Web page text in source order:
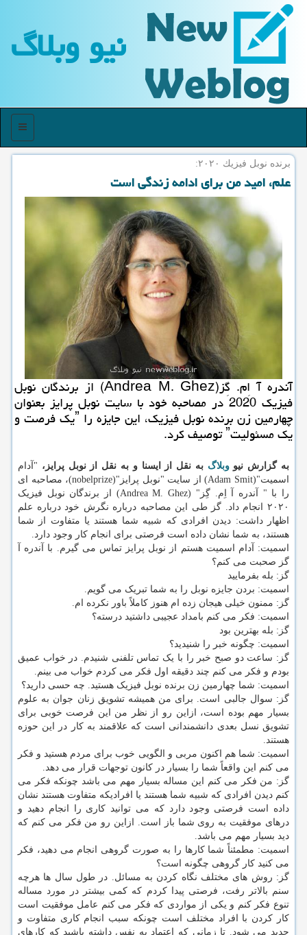
نیو وبلاگ
منو
برنده نوبل فیزیك ۲۰۲۰:
علم، امید من برای ادامه زندگی است
آندره آ اِم. گِز(Andrea M. Ghez) از برندگان نوبل
فیزیك 2020 در مصاحبه خود با سایت نوبل پرایز بعنوان
چهارمین زن برنده نوبل فیزیك، این جایزه را ˮیك فرصت و
یك مسئولیتˮ توصیف كرد.
به گزارش نیووبلاگ به نقل از ایسنا و به نقل از نوبل پرایز، "آدام
اسمیت"(Adam Smit) از سایت "نوبل پرایز"(nobelprize)، مصاحبه ای
را با " آندره آ اِم. گِز" (Andrea M. Ghez) از برندگان نوبل فیزیک
۲۰۲۰ انجام داد. گز طی این مصاحبه درباره نگرش خود درباره علم
اظهار داشت: دیدن افرادی که شبیه شما هستند یا متفاوت از شما
هستند، به شما نشان داده است فرصتی برای انجام کار وجود دارد.
اسمیت: آدام اسمیت هستم از نوبل پرایز تماس می گیرم. با آندره آ
گز صحبت می کنم؟
گز: بله بفرمایید
اسمیت: بردن جایزه نوبل را به شما تبریک می گویم.
گز: ممنون خیلی هیجان زده ام هنوز کاملاً باور نکرده ام.
اسمیت: فکر می کنم بامداد عجیبی داشتید درسته؟
گز: بله بهترین بود
اسمیت: چگونه خبر را شنیدید؟
گز: ساعت دو صبح خبر را با یک تماس تلفنی شنیدم. در خواب عمیق
بودم و فکر می کنم چند دقیقه اول فکر می کردم خواب می بینم.
اسمیت: شما چهارمین زن برنده نوبل فیزیک هستید. چه حسی دارید؟
گز: سوال جالبی است. برای من همیشه تشویق زنان جوان به علوم
بسیار مهم بوده است، ازاین رو از نظر من این فرصت خوبی برای
تشویق نسل بعدی دانشمندانی است که علاقمند به کار در این حوزه
هستند.
اسمیت: شما هم اکنون مربی و الگویی خوب برای مردم هستید و فکر
می کنم این واقعاً شما را بسیار در کانون توجهات قرار می دهد.
گز: من فکر می کنم این مساله بسیار مهم می باشد چونکه فکر می
کنم دیدن افرادی که شبیه شما هستند یا افرادیکه متفاوت هستند نشان
داده است فرصتی وجود دارد که می توانید کاری را انجام دهید و
درهای موفقیت به روی شما باز است. ازاین رو من فکر می کنم که
دید بسیار مهم می باشد.
اسمیت: مطمئناً شما کارها را به صورت گروهی انجام می دهید، فکر
می کنید کار گروهی چگونه است؟
گز: روش های مختلف نگاه کردن به مسائل. در طول سال ها هرچه
سنم بالاتر رفت، فرصتی پیدا کردم که کمی بیشتر در مورد مساله
تنوع فکر کنم و یکی از مواردی که فکر می کنم عامل موفقیت است
کار کردن با افراد مختلف است چونکه سبب انجام کاری متفاوت و
جدید می شود. تا زمانی که اعتماد به نفس داشته باشید که کارهای